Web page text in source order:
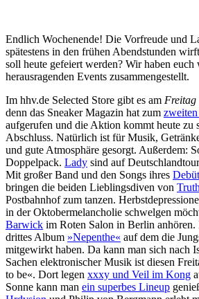
Endlich Wochenende! Die Vorfreude und
spätestens in den frühen Abendstunden
soll heute gefeiert werden? Wir haben
herausragenden Events zusammengestellt.
Im hhv.de Selected Store gibt es am Freitag
denn das Sneaker Magazin hat zum
aufgerufen und die Aktion kommt heute zu
Abschluss. Natürlich ist für Musik,
und gute Atmosphäre gesorgt. Außerdem:
Doppelpack. Lady sind auf
Mit großer Band und den Songs ihres
bringen die beiden Lieblingsdiven von
Postbahnhof zum tanzen.
in der Oktobermelancholie schwelgen
Barwick im Roten Salon in Berlin anhören.
drittes Album »Nepenthe« auf dem die
mitgewirkt haben. Da kann man sich nach
Sachen elektronischer Musik ist diesen
to be«. Dort legen xxxy und Veil im Kong
Sonne kann man ein superbes Lineup